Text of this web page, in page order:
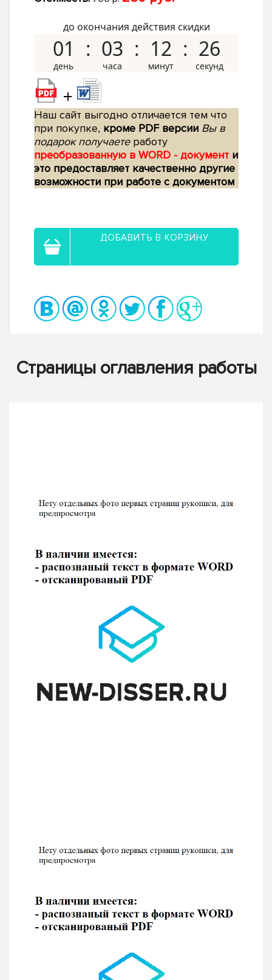
до окончания действия скидки
01 03 12 25
+
Наш сайт выгодно отличается тем что
при покупке, кроме PDF версии Вы в
подарок получаетеработу
преобразованную в WORD - документ и
это предоставляет качественно другие
возможности при работе с документом
ДОБАВИТЬ В КОРЗИНУ
Страницы оглавления работы